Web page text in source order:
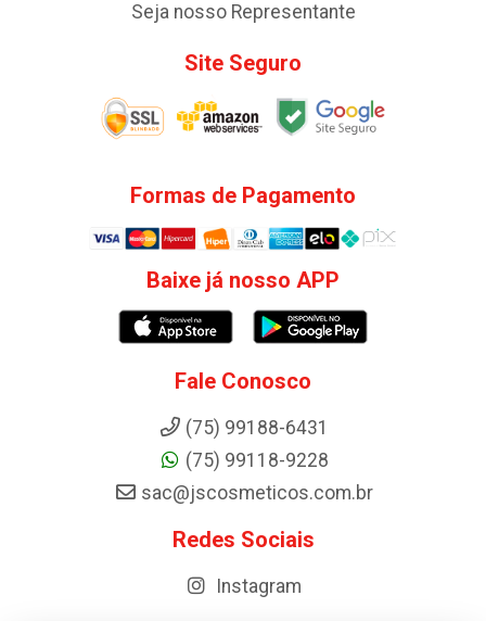
Seja nosso Representante
Site Seguro
Formas de Pagamento
Baixe já nosso APP
Fale Conosco
(75) 99188-6431
(75) 99118-9228
sac@jscosmeticos.com.br
Redes Sociais
Instagram